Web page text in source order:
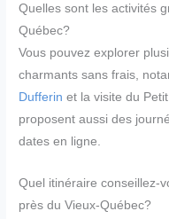
Quelles sont les activités
Québec?
Vous pouvez explorer
charmants sans frais,
Dufferin et la visite du
proposent aussi des
dates en ligne.
Quel itinéraire conseillez-
près du Vieux-Québec?